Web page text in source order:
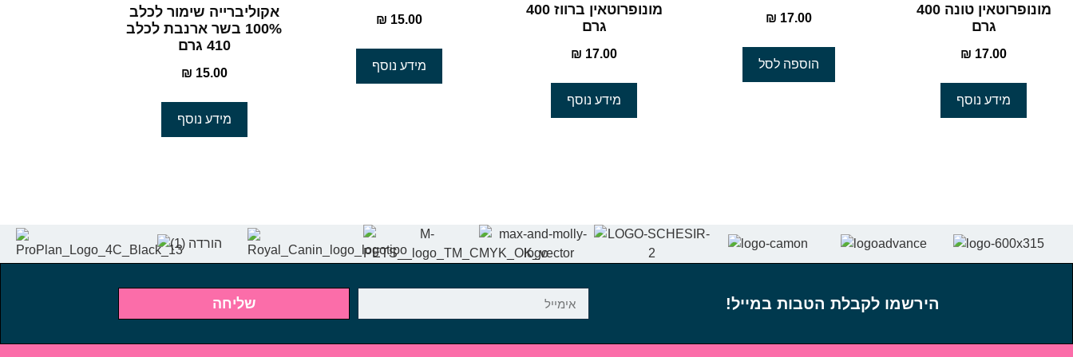
מונופרוטאין טונה 400
גרם
₪ 17.00
מידע נוסף
₪ 17.00
הוספה לסל
מונופרוטאין ברווז 400
גרם
₪ 17.00
מידע נוסף
₪ 15.00
מידע נוסף
אקוליברייה שימור לכלב
100% בשר ארנבת לכלב
410 גרם
₪ 15.00
מידע נוסף
הירשמו לקבלת הטבות במייל! שליחה